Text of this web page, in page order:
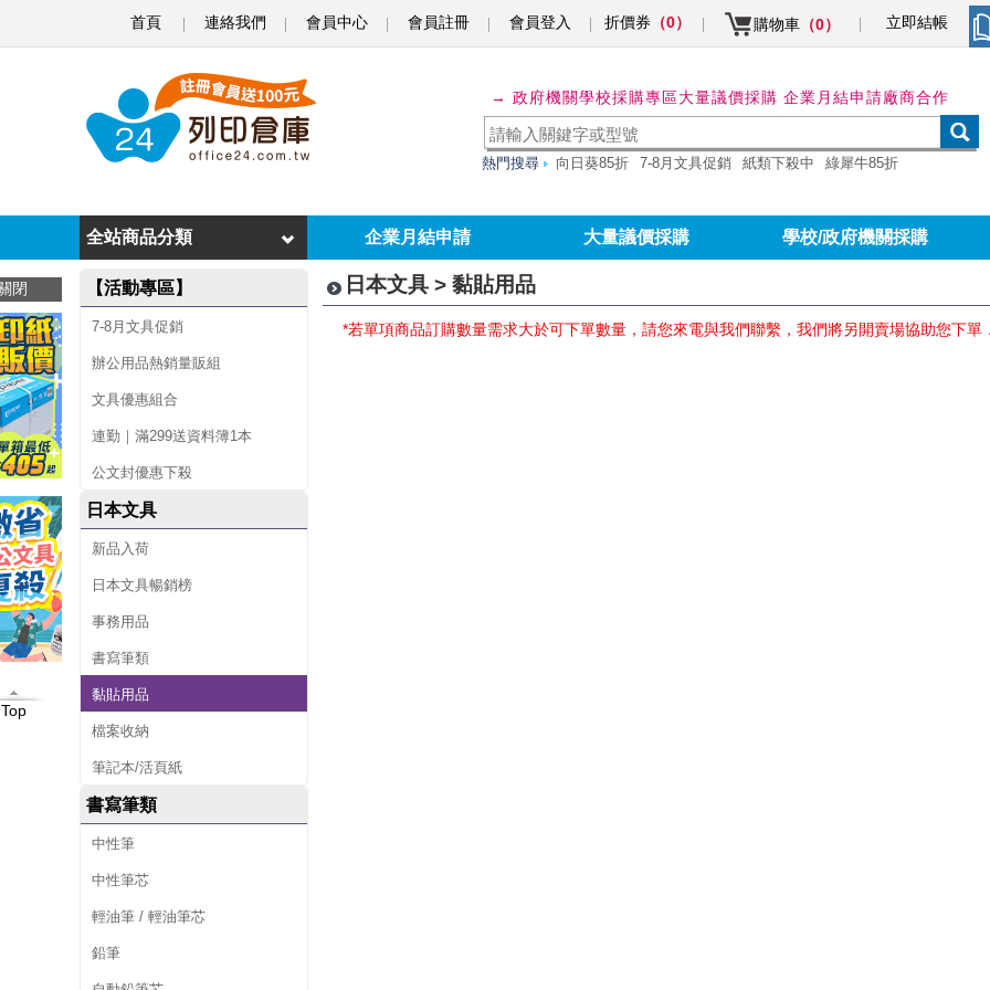
首頁 連絡我們 會員中心 會員註冊 會員登入 折價券 （0） 購物車 （0） 立即結帳
閉
Top
貼
用
→ 政府機關學校採購專區大量議價採購 企業月結申請廠商合作
熱門搜尋 向日葵85折 7-8月文具促銷 紙類下殺中 綠犀牛85折
企業月結申請 大量議價採購 學校/政府機關採購
全站商品分類
【活動專區】
7-8月文具促銷
辦公用品熱銷量販組
文具優惠組合
連勤｜滿299送資料簿1本
公文封優惠下殺
日本文具
新品入荷
日本文具暢銷榜
事務用品
書寫筆類
黏貼用品
檔案收納
筆記本/活頁紙
書寫筆類
中性筆
中性筆芯
輕油筆 / 輕油筆芯
鉛筆
日本文具 > 黏貼用品
*若單項商品訂購數量需求大於可下單數量，請您來電與我們聯繫，我們將另開賣場協助您下單